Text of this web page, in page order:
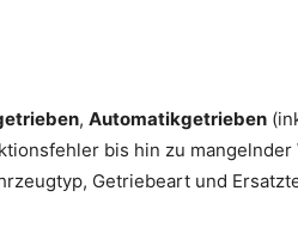
, Automatikgetrieben
bis hin zu
Getriebeart und